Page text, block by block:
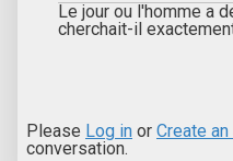
Le jour ou l'homme a
cherchait-il
Please Log in or Create
conversation.